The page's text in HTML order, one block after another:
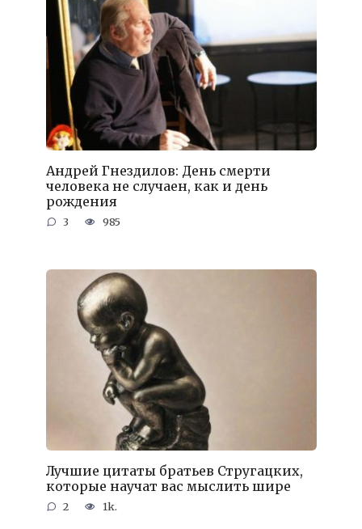
Андрей Гнездилов: День смерти
человека не случаен, как и день
рождения
3 985
Лучшие цитаты братьев Стругацких,
которые научат вас мыслить шире
2 1k.